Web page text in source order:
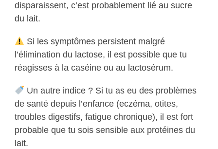
disparaissent, c’est probablement lié au sucre
du lait.
Si les symptômes persistent malgré
l’élimination du lactose, il est possible que tu
réagisses à la caséine ou au lactosérum.
Un autre indice ? Si tu as eu des problèmes
de santé depuis l’enfance (eczéma, otites,
troubles digestifs, fatigue chronique), il est fort
probable que tu sois sensible aux protéines du
lait.